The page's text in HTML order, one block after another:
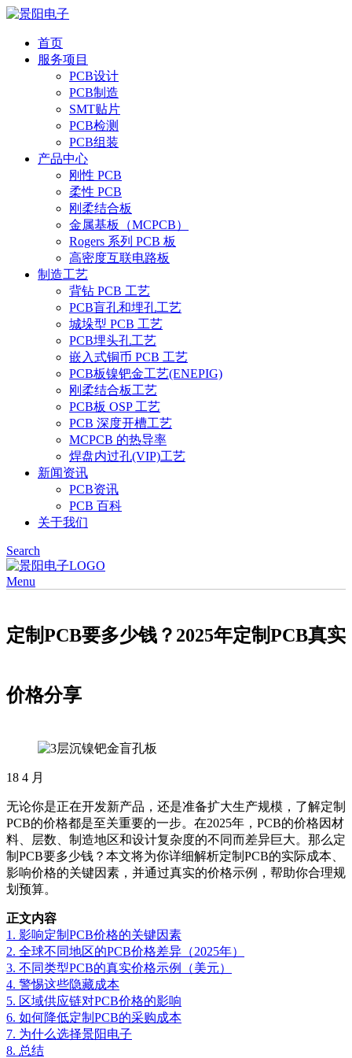
首页
服务项目
PCB设计
PCB制造
SMT贴片
PCB检测
PCB组装
产品中心
刚性 PCB
柔性 PCB
刚柔结合板
金属基板（MCPCB）
Rogers 系列 PCB 板
高密度互联电路板
制造工艺
背钻 PCB 工艺
PCB盲孔和埋孔工艺
城垛型 PCB 工艺
PCB埋头孔工艺
嵌入式铜币 PCB 工艺
PCB板镍钯金工艺(ENEPIG)
刚柔结合板工艺
PCB板 OSP 工艺
PCB 深度开槽工艺
MCPCB 的热导率
焊盘内过孔(VIP)工艺
新闻资讯
PCB资讯
PCB 百科
关于我们
Search
Menu
定制PCB要多少钱？2025年定制PCB真实
价格分享
18 4 月
无论你是正在开发新产品，还是准备扩大生产规模，了解定制
PCB的价格都是至关重要的一步。在2025年，PCB的价格因材
料、层数、制造地区和设计复杂度的不同而差异巨大。那么定
制PCB要多少钱？本文将为你详细解析定制PCB的实际成本、
影响价格的关键因素，并通过真实的价格示例，帮助你合理规
划预算。
正文内容
1. 影响定制PCB价格的关键因素
2. 全球不同地区的PCB价格差异（2025年）
3. 不同类型PCB的真实价格示例（美元）
4. 警惕这些隐藏成本
5. 区域供应链对PCB价格的影响
6. 如何降低定制PCB的采购成本
7. 为什么选择景阳电子
8. 总结